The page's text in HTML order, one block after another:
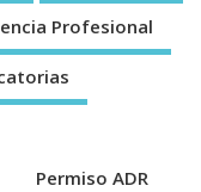
Profesional
Permiso ADR